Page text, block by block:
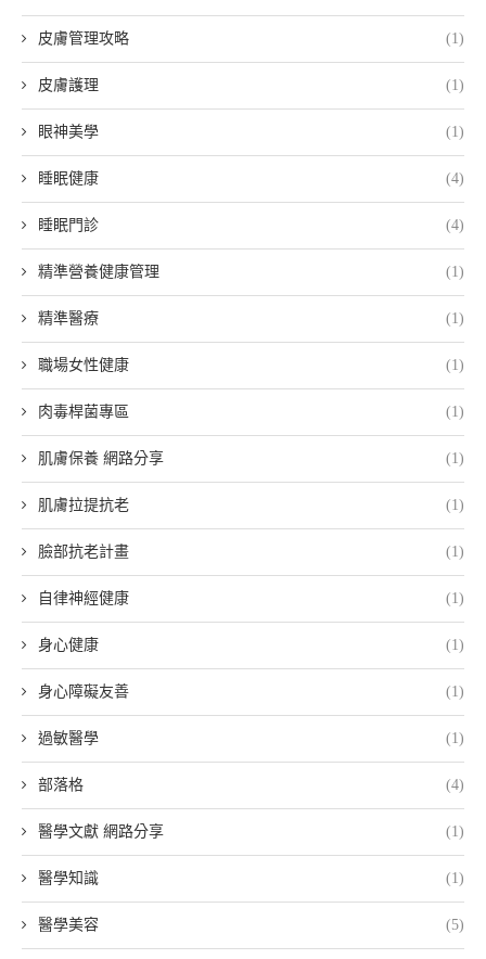
皮膚管理攻略 (1)
皮膚護理 (1)
眼神美學 (1)
睡眠健康 (4)
睡眠門診 (4)
精準營養健康管理 (1)
精準醫療 (1)
職場女性健康 (1)
肉毒桿菌專區 (1)
肌膚保養 網路分享 (1)
肌膚拉提抗老 (1)
臉部抗老計畫 (1)
自律神經健康 (1)
身心健康 (1)
身心障礙友善 (1)
過敏醫學 (1)
部落格 (4)
醫學文獻 網路分享 (1)
醫學知識 (1)
醫學美容 (5)